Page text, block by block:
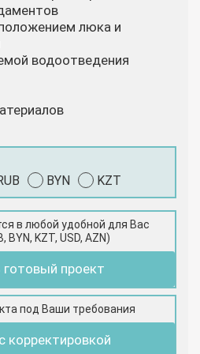
люка и
водоотведения
BYN KZT
в любой удобной для Вас
BYN, KZT, USD, AZN)
готовый проект
под Ваши требования
корректировкой